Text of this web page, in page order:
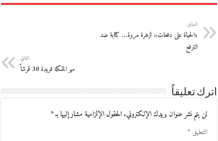
السابق
«الحياة على دفعات» لزهرة مروة… كتابة ضد
الترفع
التالي
مهر الملكة فريدة 30 قرشاً
اترك تعليقاً
لن يتم نشر عنوان بريدك الإلكتروني.الحقول الإلزامية مشار إليها بـ*
التعليق*